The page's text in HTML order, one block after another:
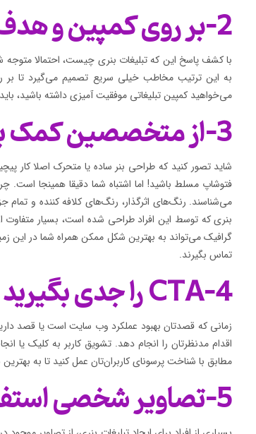
2-بر روی کمپین و هدف تمرکز کنید
با کشف پاسخ این که تبلیغات بنری چیست، احتمالا متوجه
به این ترتیب مخاطب خیلی سریع تصمیم می‌گیرد تا بر
می‌خواهید کمپین تبلیغاتی موفقیت آمیزی داشته باشید،
3-از متخصصین کمک بگیرید
شاید تصور کنید که طراحی بنر ساده یا متحرک اصلا کار
فتوشاپ مسلط باشید! اما اشتباه شما دقیقا همینجا
می‌شناسند. رنگ‌های اثرگذار، رنگ‌های کلافه کننده و
بنری که توسط این افراد طراحی شده است، بسیار متفاوت
گرافیک می‌تواند به بهترین شکل ممکن همراه شما در این
تماس بگیرند.
4-CTA را جدی بگیرید
زمانی که قصدتان بهبود عملکرد وب سایت است یا قصد
اقدام مدنظرتان را انجام دهد. تشویق کاربر به کلیک یا
مطابق با شناخت پرسونای کاربران‌تان عمل کنید تا به
5-تصاویر شخصی استفاده کنید